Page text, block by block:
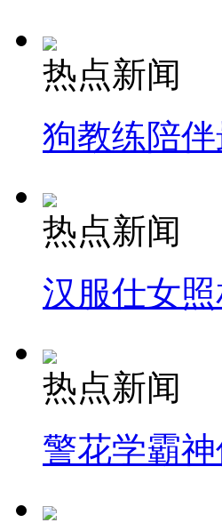
热点新闻
狗教练陪
热点新闻
汉服仕女
热点新闻
警花学霸